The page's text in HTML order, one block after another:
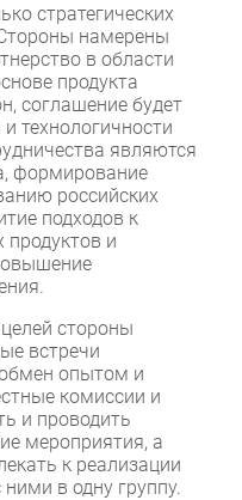
стратегических
намерены
в области
продукта
соглашение будет
технологичности
являются
формирование
российских
подходов к
продуктов и
стороны
встречи
опытом и
комиссии и
и проводить
мероприятия, а
к реализации
в одну группу.